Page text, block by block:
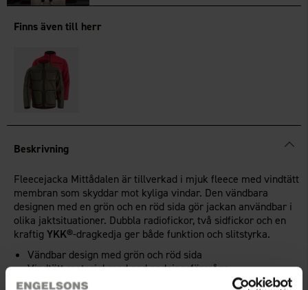
Finns även till herr
Beskrivning
Fleecejacka Mittådalen är tillverkad i mjuk fleece med vindtätt
membran som skyddar mot kyliga vindar. Den vändbara
designen med en grön och en röd sida gör jackan användbar i
olika jaktsituationer. Dubbla radiofickor, två sidfickor och en
kraftigYKK®-dragkedja ger både funktion och slitstyrka.
Vändbar design med grön och röd sida
Vindtätt material med god andningsförmåga
Dubbla radiofickor och två praktiska sidfickor